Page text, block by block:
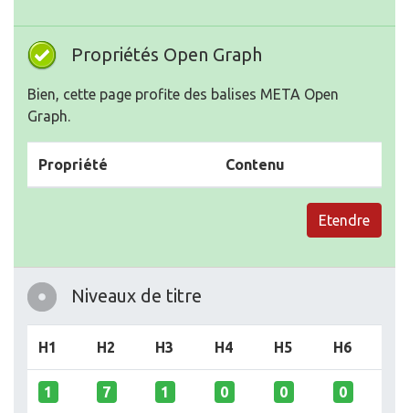
Propriétés Open Graph
Bien, cette page profite des balises META Open
Graph.
Propriété Contenu
Etendre
Niveaux de titre
H1 H2 H3 H4 H5 H6
1 7 1 0 0 0